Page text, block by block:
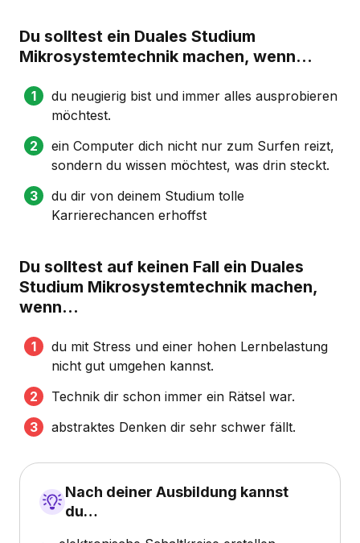
Du solltest ein Duales Studium
Mikrosystemtechnik machen, wenn...
du neugierig bist und immer alles ausprobieren
möchtest.
ein Computer dich nicht nur zum Surfen reizt,
sondern du wissen möchtest, was drin steckt.
du dir von deinem Studium tolle
Karrierechancen erhoffst
Du solltest auf keinen Fall ein Duales
Studium Mikrosystemtechnik machen,
wenn...
du mit Stress und einer hohen Lernbelastung
nicht gut umgehen kannst.
Technik dir schon immer ein Rätsel war.
abstraktes Denken dir sehr schwer fällt.
Nach deiner Ausbildung kannst
du…